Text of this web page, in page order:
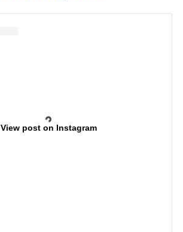
View post on Instagram